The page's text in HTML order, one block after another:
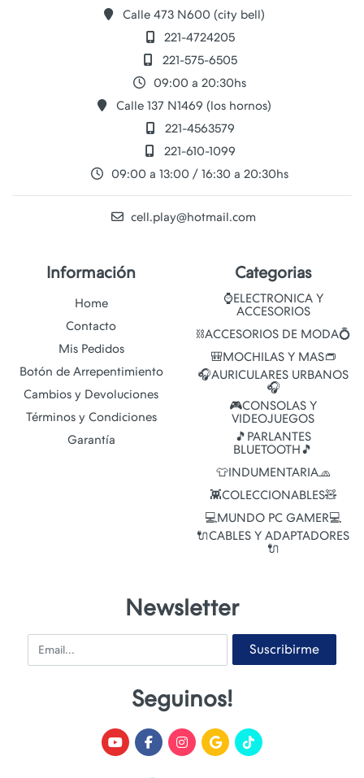
Calle 473 N600 (city bell)
221-4724205
221-575-6505
09:00 a 20:30hs
Calle 137 N1469 (los hornos)
221-4563579
221-610-1099
09:00 a 13:00 / 16:30 a 20:30hs
cell.play@hotmail.com
Información
Home
Contacto
Mis Pedidos
Botón de Arrepentimiento
Cambios y Devoluciones
Términos y Condiciones
Garantía
Categorias
⌚ELECTRONICA Y
ACCESORIOS
⛓️ACCESORIOS DE MODA💍
🎒MOCHILAS Y MAS👝
🎧AURICULARES URBANOS
🎧
🎮CONSOLAS Y
VIDEOJUEGOS
🎵PARLANTES
BLUETOOTH🎵
👕INDUMENTARIA🧢
👾COLECCIONABLES🧸
💻MUNDO PC GAMER💻
🔌CABLES Y ADAPTADORES
🔌
Newsletter
Email Suscribirme
Seguinos!